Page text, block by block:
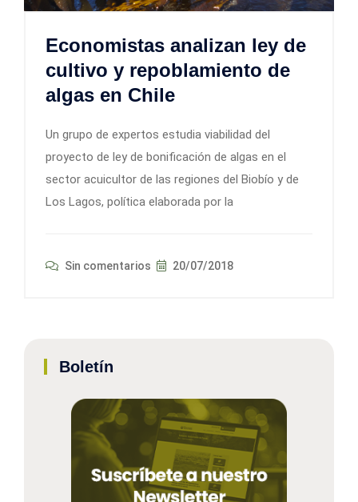
Economistas analizan ley de
cultivo y repoblamiento de
algas en Chile
Un grupo de expertos estudia viabilidad del
proyecto de ley de bonificación de algas en el
sector acuicultor de las regiones del Biobío y de
Los Lagos, política elaborada por la
Sin comentarios 20/07/2018
Boletín